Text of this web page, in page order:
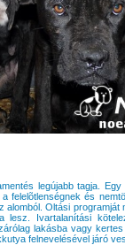
legújabb tagja. Egy
felelõtlenségnek és
alomból. Oltási programját
Ivartalanítási
lakásba vagy kertes
felnevelésével járó